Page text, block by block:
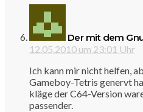
Der mit dem
12.05.2010 um 23:01 Uhr
Ich kann mir nicht helfen,
Gameboy-Tetris genervt
kläge der C64-Version
passender.